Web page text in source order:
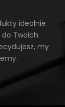
idealnie
Twoich
my